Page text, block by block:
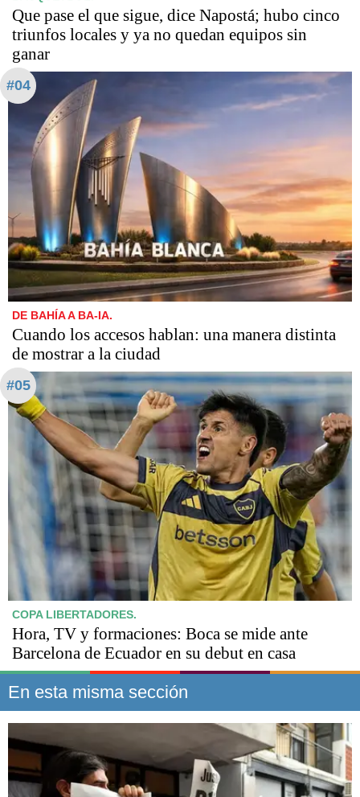
Que pase el que sigue, dice Napostá; hubo cinco
triunfos locales y ya no quedan equipos sin
ganar
#04
DE BAHÍA A BA-IA.
Cuando los accesos hablan: una manera distinta
de mostrar a la ciudad
#05
COPA LIBERTADORES.
Hora, TV y formaciones: Boca se mide ante
Barcelona de Ecuador en su debut en casa
En esta misma sección